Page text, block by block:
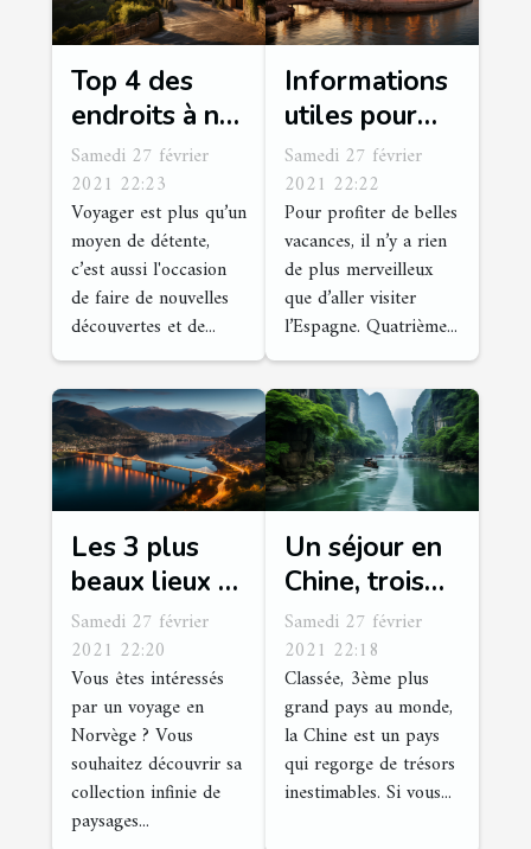
Top 4 des
endroits à ne
pas manquer
en Italie
Samedi 27 février
2021 22:23
Voyager est plus qu’un
moyen de détente,
c’est aussi l'occasion
de faire de nouvelles
découvertes et de...
Informations
utiles pour
les touristes
se rendant en
Espagne
Samedi 27 février
2021 22:22
Pour profiter de belles
vacances, il n’y a rien
de plus merveilleux
que d’aller visiter
l’Espagne. Quatrième...
Les 3 plus
beaux lieux à
visiter en
Norvège
Samedi 27 février
2021 22:20
Vous êtes intéressés
par un voyage en
Norvège ? Vous
souhaitez découvrir sa
collection infinie de
paysages...
Un séjour en
Chine, trois
endroits à
voir
absolument
Samedi 27 février
2021 22:18
Classée, 3ème plus
grand pays au monde,
la Chine est un pays
qui regorge de trésors
inestimables. Si vous...